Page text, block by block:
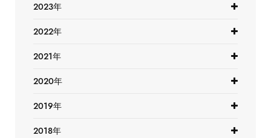
2023年
2022年
2021年
2020年
2019年
2018年